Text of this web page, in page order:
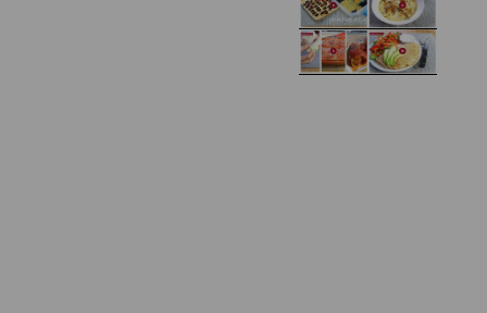
Domowe żelki
Zupa kurkowa z
selerem i pietruszką